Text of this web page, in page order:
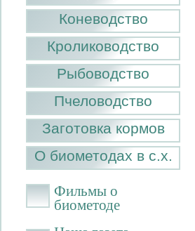
Коневодство
Кролиководство
Рыбоводство
Пчеловодство
Заготовка кормов
О биометодах в с.х.
Фильмы о
биометоде